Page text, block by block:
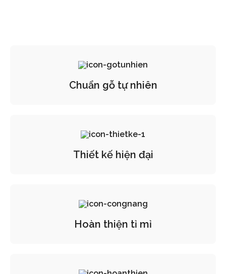
Chuẩn gỗ tự nhiên
Thiết kế hiện đại
Hoàn thiện tỉ mỉ